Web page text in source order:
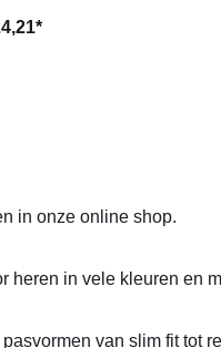
in onze online shop.
heren in vele kleuren en
van slim fit tot